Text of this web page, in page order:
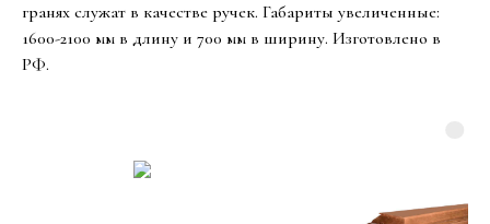
гранях служат в качестве ручек. Габариты увеличенные:
1600-2100 мм в длину и 700 мм в ширину. Изготовлено в
РФ.